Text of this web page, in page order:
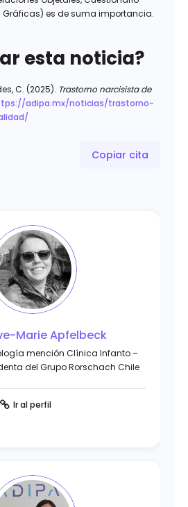
Gráficas) es de suma importancia.
esta noticia?
C. (2025). Trastorno narcisista de
adipa.mx/noticias/trastorno-
Copiar cita
Marie Apfelbeck
mención Clínica Infanto –
del Grupo Rorschach Chile
Ir al perfil